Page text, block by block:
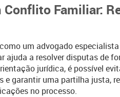
Familiar:
um advogado
ajuda a resolver disputas de
jurídica, é possível
e garantir uma partilha justa,
no processo.